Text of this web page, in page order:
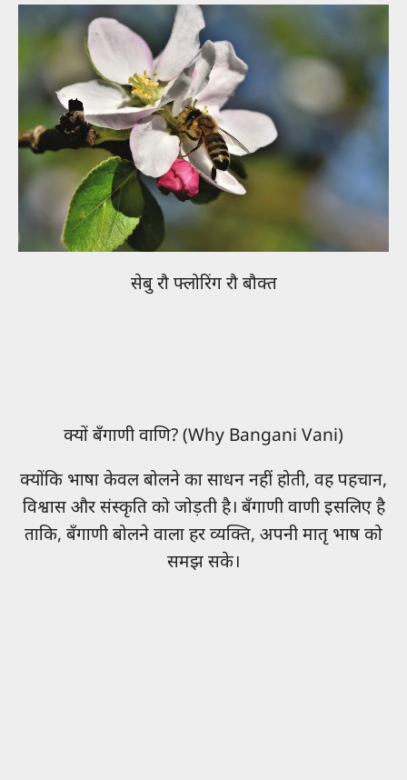
सेबु रौ फ्लोरिंग रौ बौक्त
क्यों बँगाणी वाणि? (Why Bangani Vani)
क्योंकि भाषा केवल बोलने का साधन नहीं होती, वह पहचान,
विश्वास और संस्कृति को जोड़ती है। बँगाणी वाणी इसलिए है
ताकि, बँगाणी बोलने वाला हर व्यक्ति, अपनी मातृ भाष को
समझ सके।